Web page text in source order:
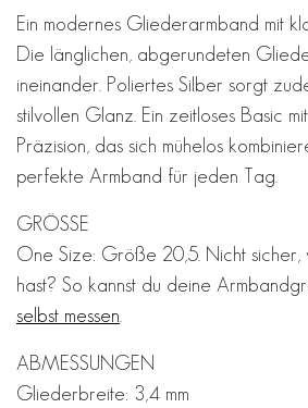
Ein modernes Gliederarmband mit
Die länglichen, abgerundeten
ineinander. Poliertes Silber sorgt
stilvollen Glanz. Ein zeitloses Basic
Präzision, das sich mühelos
perfekte Armband für jeden Tag.
GRÖSSE
One Size: Größe 20,5. Nicht
hast? So kannst du deine
selbst messen
ABMESSUNGEN
Gliederbreite: 3,4 mm